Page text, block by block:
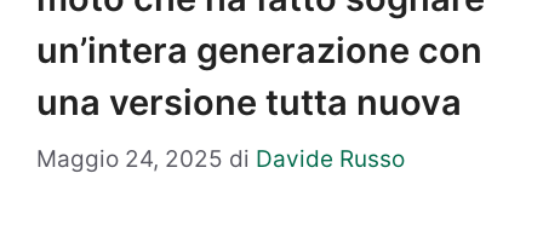
un’intera generazione con
una versione tutta nuova
Maggio 24, 2025 di Davide Russo